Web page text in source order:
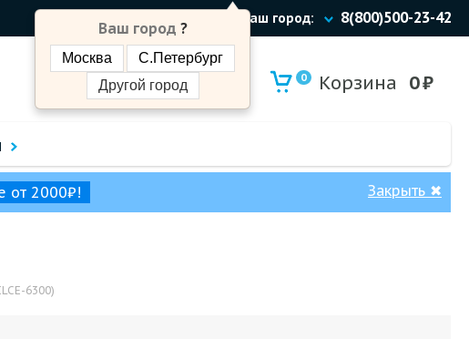
Ваш город:
Ваш город ?
Москва
С.Петербург
Другой город
8(800)500-23-42
0 Корзина 0₽
от 2000₽! Закрыть ✖
6300)